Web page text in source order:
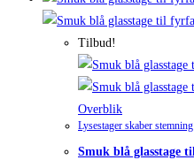
Tilbud!
Overblik
Lysestager skaber stemning
Smuk blå glasstage